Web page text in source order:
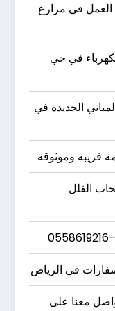
العمل في مزارع
في حي
الجديدة في
قريبة وموثوقة
الفلل
في الرياض
معنا على